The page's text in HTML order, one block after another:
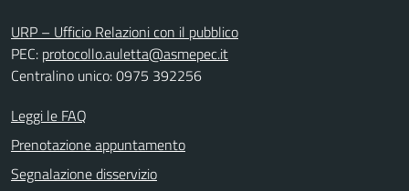
URP – Ufficio Relazioni con il pubblico
PEC: protocollo.auletta@asmepec.it
Centralino unico: 0975 392256
Leggi le FAQ
Prenotazione appuntamento
Segnalazione disservizio